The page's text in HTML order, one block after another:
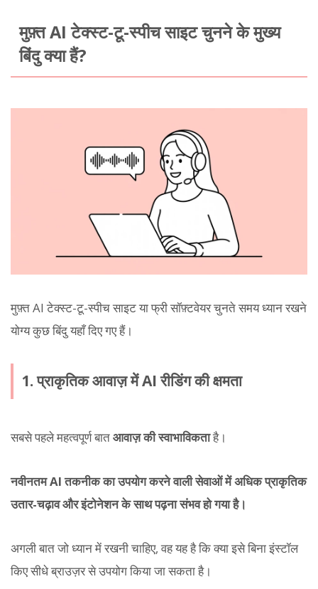
मुफ़्त AI टेक्स्ट-टू-स्पीच साइट चुनने के मुख्य
बिंदु क्या हैं?
मुफ़्त AI टेक्स्ट-टू-स्पीच साइट या फ्री सॉफ़्टवेयर चुनते समय ध्यान रखने
योग्य कुछ बिंदु यहाँ दिए गए हैं।
1. प्राकृतिक आवाज़ में AI रीडिंग की क्षमता
सबसे पहले महत्वपूर्ण बातआवाज़ की स्वाभाविकताहै।
नवीनतम AI तकनीक का उपयोग करने वाली सेवाओं में अधिक प्राकृतिक
उतार-चढ़ाव और इंटोनेशन के साथ पढ़ना संभव हो गया है।
अगली बात जो ध्यान में रखनी चाहिए, वह यह है कि क्या इसे बिना इंस्टॉल
किए सीधे ब्राउज़र से उपयोग किया जा सकता है।